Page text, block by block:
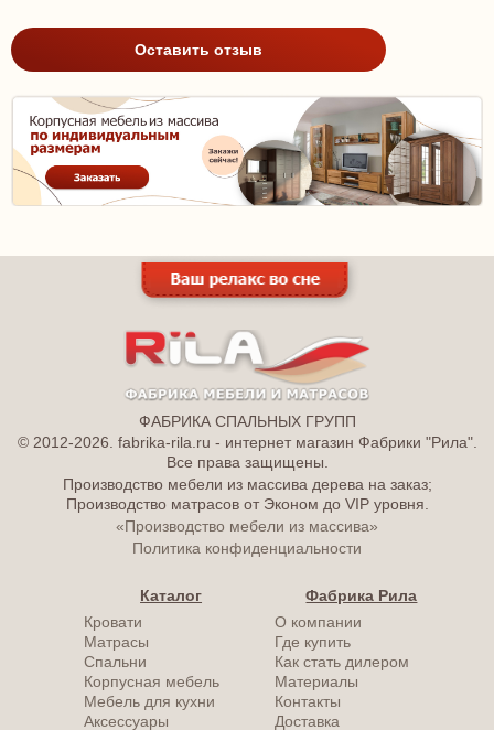
Оставить отзыв
ФАБРИКА СПАЛЬНЫХ ГРУПП
© 2012-2026. fabrika-rila.ru - интернет магазин Фабрики "Рила".
Все права защищены.
Производство мебели из массива дерева на заказ;
Производство матрасов от Эконом до VIP уровня.
«Производство мебели из массива»
Политика конфиденциальности
Каталог
Кровати
Матрасы
Спальни
Корпусная мебель
Мебель для кухни
Аксессуары
Фабрика Рила
О компании
Где купить
Как стать дилером
Материалы
Контакты
Доставка